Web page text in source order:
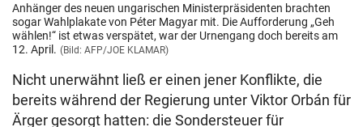
Anhänger des neuen ungarischen Ministerpräsidenten brachten
sogar Wahlplakate von Péter Magyar mit. Die Aufforderung „Geh
wählen!“ ist etwas verspätet, war der Urnengang doch bereits am
12. April. (Bild: AFP/JOE KLAMAR)
Nicht unerwähnt ließ er einen jener Konflikte, die
bereits während der Regierung unter Viktor Orbán für
Ärger gesorgt hatten: die Sondersteuer für